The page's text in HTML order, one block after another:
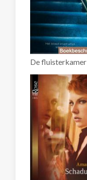
De fluisterkamer